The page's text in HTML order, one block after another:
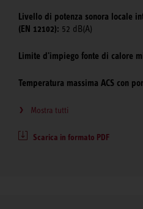
Livello di potenza sonora locale
(EN 12102): 52 dB(A)
Limite d'impiego fonte di calore
Temperatura massima ACS con
Mostra tutti
Scarica in formato PDF